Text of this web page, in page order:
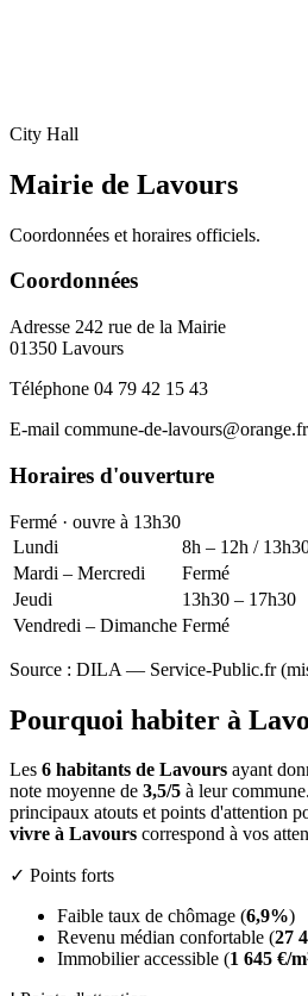
City Hall
Mairie de Lavours
Coordonnées et horaires officiels.
Coordonnées
Adresse 242 rue de la Mairie
01350 Lavours
Téléphone 04 79 42 15 43
E-mail commune-de-lavours@orange.fr
Horaires d'ouverture
Fermé · ouvre à 13h30
Lundi
8h – 12h /
Mardi – Mercredi
Fermé
Jeudi
13h30 – 17h30
Vendredi – Dimanche Fermé
Source : DILA — Service-Public.fr
Pourquoi habiter à
Les 6 habitants de Lavours ayant
note moyenne de 3,5/5 à leur
principaux atouts et points d'attention
vivre à Lavours correspond à vos
✓ Points forts
Faible taux de chômage (6,9%)
Revenu médian confortable (27
Immobilier accessible (1 645 €/